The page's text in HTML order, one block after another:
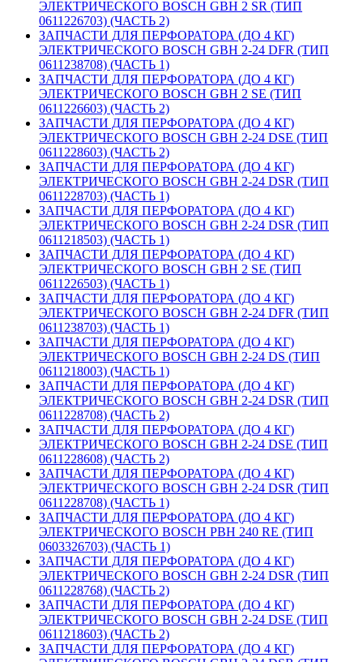
ЭЛЕКТРИЧЕСКОГО BOSCH GBH 2 SR (ТИП
0611226703) (ЧАСТЬ 2)
ЗАПЧАСТИ ДЛЯ ПЕРФОРАТОРА (ДО 4 КГ)
ЭЛЕКТРИЧЕСКОГО BOSCH GBH 2-24 DFR (ТИП
0611238708) (ЧАСТЬ 1)
ЗАПЧАСТИ ДЛЯ ПЕРФОРАТОРА (ДО 4 КГ)
ЭЛЕКТРИЧЕСКОГО BOSCH GBH 2 SE (ТИП
0611226603) (ЧАСТЬ 2)
ЗАПЧАСТИ ДЛЯ ПЕРФОРАТОРА (ДО 4 КГ)
ЭЛЕКТРИЧЕСКОГО BOSCH GBH 2-24 DSE (ТИП
0611228603) (ЧАСТЬ 2)
ЗАПЧАСТИ ДЛЯ ПЕРФОРАТОРА (ДО 4 КГ)
ЭЛЕКТРИЧЕСКОГО BOSCH GBH 2-24 DSR (ТИП
0611228703) (ЧАСТЬ 1)
ЗАПЧАСТИ ДЛЯ ПЕРФОРАТОРА (ДО 4 КГ)
ЭЛЕКТРИЧЕСКОГО BOSCH GBH 2-24 DSR (ТИП
0611218503) (ЧАСТЬ 1)
ЗАПЧАСТИ ДЛЯ ПЕРФОРАТОРА (ДО 4 КГ)
ЭЛЕКТРИЧЕСКОГО BOSCH GBH 2 SE (ТИП
0611226503) (ЧАСТЬ 1)
ЗАПЧАСТИ ДЛЯ ПЕРФОРАТОРА (ДО 4 КГ)
ЭЛЕКТРИЧЕСКОГО BOSCH GBH 2-24 DFR (ТИП
0611238703) (ЧАСТЬ 1)
ЗАПЧАСТИ ДЛЯ ПЕРФОРАТОРА (ДО 4 КГ)
ЭЛЕКТРИЧЕСКОГО BOSCH GBH 2-24 DS (ТИП
0611218003) (ЧАСТЬ 1)
ЗАПЧАСТИ ДЛЯ ПЕРФОРАТОРА (ДО 4 КГ)
ЭЛЕКТРИЧЕСКОГО BOSCH GBH 2-24 DSR (ТИП
0611228708) (ЧАСТЬ 2)
ЗАПЧАСТИ ДЛЯ ПЕРФОРАТОРА (ДО 4 КГ)
ЭЛЕКТРИЧЕСКОГО BOSCH GBH 2-24 DSE (ТИП
0611228608) (ЧАСТЬ 2)
ЗАПЧАСТИ ДЛЯ ПЕРФОРАТОРА (ДО 4 КГ)
ЭЛЕКТРИЧЕСКОГО BOSCH GBH 2-24 DSR (ТИП
0611228708) (ЧАСТЬ 1)
ЗАПЧАСТИ ДЛЯ ПЕРФОРАТОРА (ДО 4 КГ)
ЭЛЕКТРИЧЕСКОГО BOSCH PBH 240 RE (ТИП
0603326703) (ЧАСТЬ 1)
ЗАПЧАСТИ ДЛЯ ПЕРФОРАТОРА (ДО 4 КГ)
ЭЛЕКТРИЧЕСКОГО BOSCH GBH 2-24 DSR (ТИП
0611228768) (ЧАСТЬ 2)
ЗАПЧАСТИ ДЛЯ ПЕРФОРАТОРА (ДО 4 КГ)
ЭЛЕКТРИЧЕСКОГО BOSCH GBH 2-24 DSE (ТИП
0611218603) (ЧАСТЬ 2)
ЗАПЧАСТИ ДЛЯ ПЕРФОРАТОРА (ДО 4 КГ)